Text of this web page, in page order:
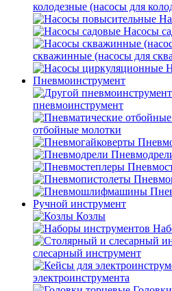
колодезные (насосы для
Насосы
скважинные (насосы для
Пневмоинструмент
пневмоинструмент
отбойные молотки
Ручной инструмент
Козлы
слесарный инструмент
электроинструмента